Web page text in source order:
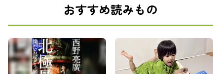
おすすめ読みもの